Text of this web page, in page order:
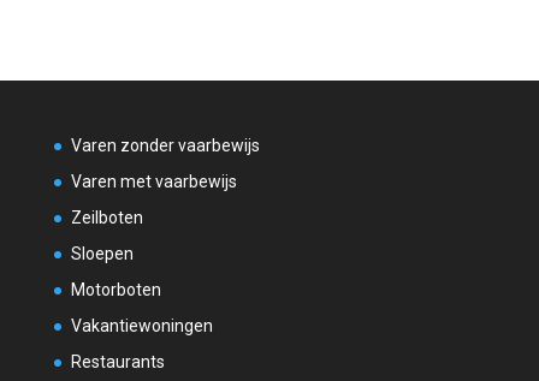
Varen zonder vaarbewijs
Varen met vaarbewijs
Zeilboten
Sloepen
Motorboten
Vakantiewoningen
Restaurants